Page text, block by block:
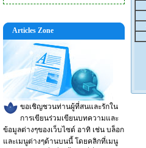
Articles Zone
ขอเชิญชวนท่านผู้ที่สนและรักใน
การเขียนร่วมเขียนบทความและ
ข้อมูลต่างๆของเว็บไซต์ อาทิ เช่น บล็อก
และเมนูต่างๆด้านบนนี้ โดยคลิกที่เมนู